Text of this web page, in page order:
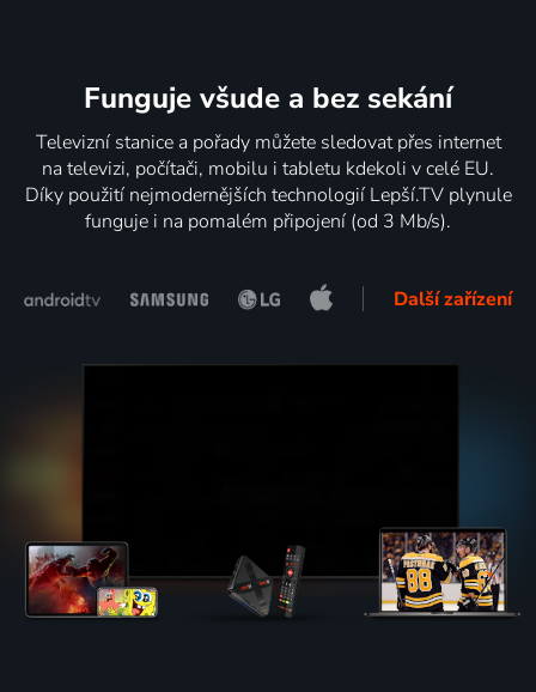
Funguje všude a bez sekání
Televizní stanice a pořady můžete sledovat přes internet
na televizi, počítači, mobilu i tabletu kdekoli v celé EU.
Díky použití nejmodernějších technologií Lepší.TV plynule
funguje i na pomalém připojení (od 3 Mb/s).
Další zařízení